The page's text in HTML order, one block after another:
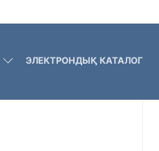
ЭЛЕКТРОНДЫҚ КАТАЛОГ